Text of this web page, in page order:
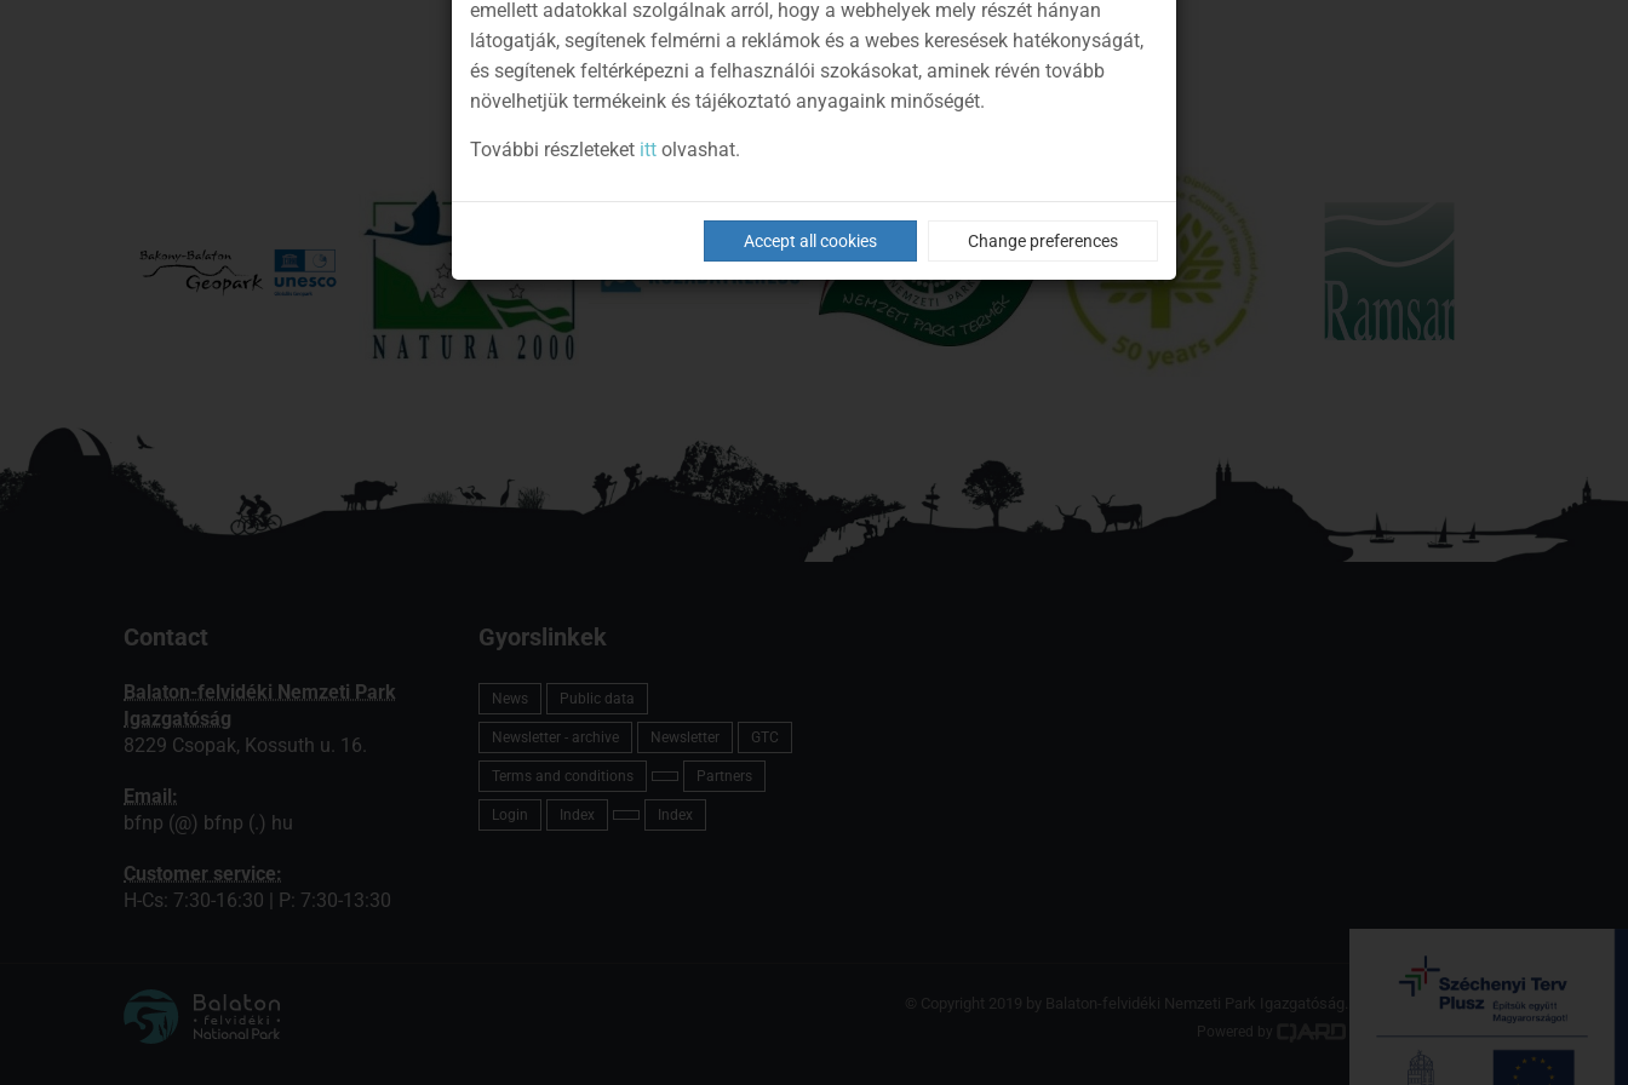
Contact
Balaton-felvidéki Nemzeti Park
Igazgatóság
8229 Csopak, Kossuth u. 16.
Email:
bfnp (@) bfnp (.) hu
Customer service:
H-Cs: 7:30-16:30 | P: 7:30-13:30
Gyorslinkek
News Public data
Newsletter - archive Newsletter GTC
Terms and conditions Partners
Login Index Index
© Copyright 2019 by Balaton-felvidéki Nemzeti Park Igazgatóság. Minden jog fenntartva.
Powered by
emellett adatokkal szolgálnak arról, hogy a webhelyek mely részét hányan
látogatják, segítenek felmérni a reklámok és a webes keresések hatékonyságát,
és segítenek feltérképezni a felhasználói szokásokat, aminek révén tovább
növelhetjük termékeink és tájékoztató anyagaink minőségét.
További részleteket itt olvashat.
Accept all cookies Change preferences